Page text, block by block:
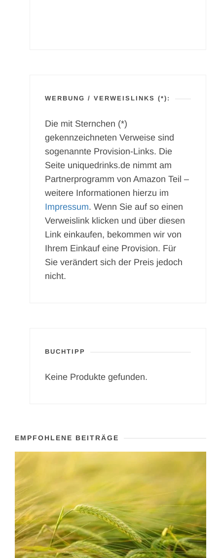
WERBUNG / VERWEISLINKS (*):
Die mit Sternchen (*)
gekennzeichneten Verweise sind
sogenannte Provision-Links. Die
Seite uniquedrinks.de nimmt am
Partnerprogramm von Amazon Teil –
weitere Informationen hierzu im
Impressum. Wenn Sie auf so einen
Verweislink klicken und über diesen
Link einkaufen, bekommen wir von
Ihrem Einkauf eine Provision. Für
Sie verändert sich der Preis jedoch
nicht.
BUCHTIPP
Keine Produkte gefunden.
EMPFOHLENE BEITRÄGE